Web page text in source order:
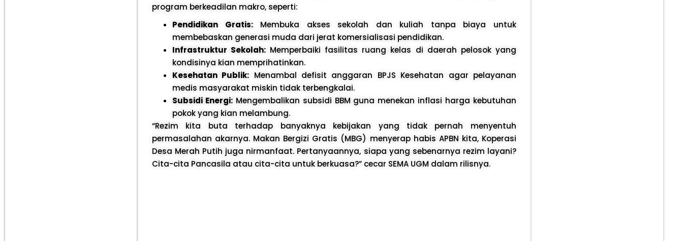
program berkeadilan makro, seperti:
Pendidikan Gratis:Membuka akses sekolah dan kuliah tanpa biaya untuk
membebaskan generasi muda dari jerat komersialisasi pendidikan.
Infrastruktur Sekolah: Memperbaiki fasilitas ruang kelas di daerah pelosok yang
kondisinya kian memprihatinkan.
Kesehatan Publik: Menambal defisit anggaran BPJS Kesehatan agar pelayanan
medis masyarakat miskin tidak terbengkalai.
Subsidi Energi:Mengembalikan subsidi BBM guna menekan inflasi harga kebutuhan
pokok yang kian melambung.
“Rezim kita buta terhadap banyaknya kebijakan yang tidak pernah menyentuh
permasalahan akarnya. Makan Bergizi Gratis (MBG) menyerap habis APBN kita, Koperasi
Desa Merah Putih juga nirmanfaat. Pertanyaannya, siapa yang sebenarnya rezim layani?
Cita-cita Pancasila atau cita-cita untuk berkuasa?” cecar SEMA UGM dalam rilisnya.